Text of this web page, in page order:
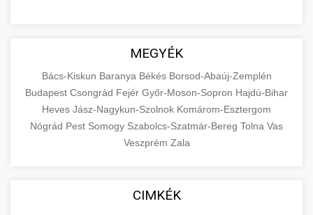
MEGYÉK
Bács-Kiskun Baranya Békés Borsod-Abaúj-Zemplén
Budapest Csongrád Fejér Győr-Moson-Sopron Hajdú-Bihar
Heves Jász-Nagykun-Szolnok Komárom-Esztergom
Nógrád Pest Somogy Szabolcs-Szatmár-Bereg Tolna Vas
Veszprém Zala
CIMKÉK